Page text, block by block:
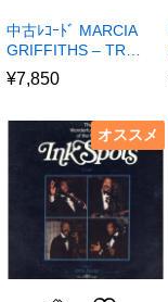
中古ﾚｺｰﾄﾞ MARCIA
GRIFFITHS – TR…
¥7,850
オススメ